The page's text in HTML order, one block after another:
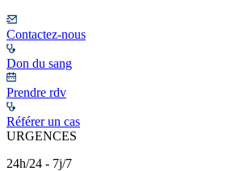
Contactez-nous
Don du sang
Prendre rdv
Référer un cas
URGENCES
24h/24 - 7j/7